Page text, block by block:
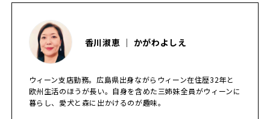
香川淑恵 ｜ かがわよしえ
ウィーン支店勤務。広島県出身ながらウィーン在住歴32年と
欧州生活のほうが長い。自身を含めた三姉妹全員がウィーンに
暮らし、愛犬と森に出かけるのが趣味。